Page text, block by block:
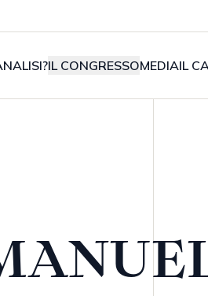
IL CONGRESSOMEDIAIL